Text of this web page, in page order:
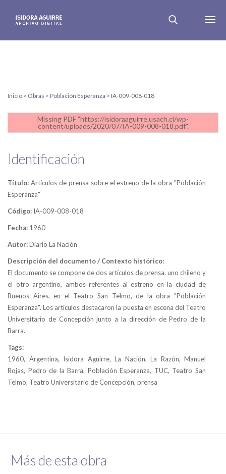
Inicio > Obras > Población Esperanza > IA-009-008-018
Missing PDF "https://isidoraaguirre.usach.cl/wp-
content/uploads/2020/07/IA-009-008-018.pdf".
Identificación
Título: Artículos de prensa sobre el estreno de la obra "Población
Esperanza"
Código: IA-009-008-018
Fecha: 1960
Autor:Diario La Nación
Descripción del documento / Contexto histórico:
El documento se compone de dos artículos de prensa, uno chileno y
el otro argentino, ambos referentes al estreno en la ciudad de
Buenos Aires, en el Teatro San Telmo, de la obra "Población
Esperanza". Los artículos destacaron la puesta en escena del Teatro
Universitario de Concepción junto a la dirección de Pedro de la
Barra.
Tags:
1960, Argentina, Isidora Aguirre, La Nación, La Razón, Manuel
Rojas, Pedro de la Barra, Población Esperanza, TUC, Teatro San
Telmo, Teatro Universitario de Concepción, prensa
Más de esta obra